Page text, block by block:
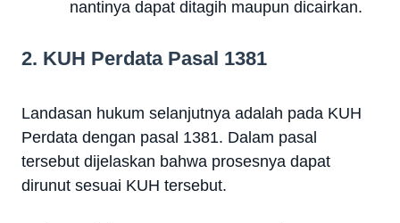
nantinya dapat ditagih maupun dicairkan.
2. KUH Perdata Pasal 1381
Landasan hukum selanjutnya adalah pada KUH
Perdata dengan pasal 1381. Dalam pasal
tersebut dijelaskan bahwa prosesnya dapat
dirunut sesuai KUH tersebut.